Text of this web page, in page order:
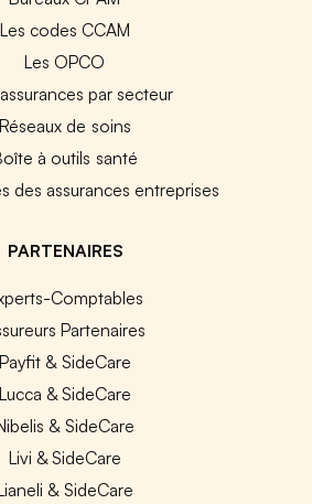
Les codes CCAM
Les OPCO
par secteur
Réseaux de soins
à outils santé
des assurances entreprises
PARTENAIRES
Comptables
Partenaires
Payfit & SideCare
Lucca & SideCare
& SideCare
Livi & SideCare
& SideCare